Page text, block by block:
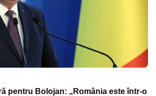
pentru Bolojan: „România este într-o